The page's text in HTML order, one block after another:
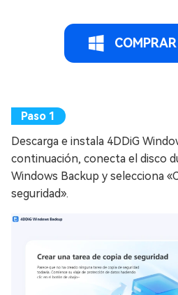
Descarga e instala 4DDiG
continuación, conecta el disco
Windows Backup y selecciona
seguridad».